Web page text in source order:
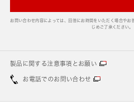
お問い合わせ内容によっては、回答にお時間をいただく場合やお
じめご了承ください。
製品に関する注意事項とお願い
お電話でのお問い合わせ